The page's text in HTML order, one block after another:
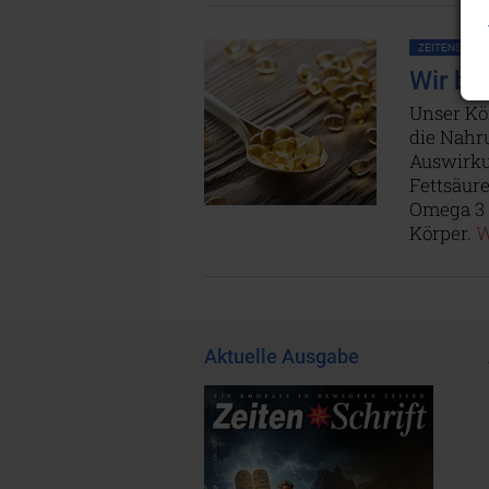
Wir
Unser
die
Omega
Körper.
Aktuelle Ausgabe